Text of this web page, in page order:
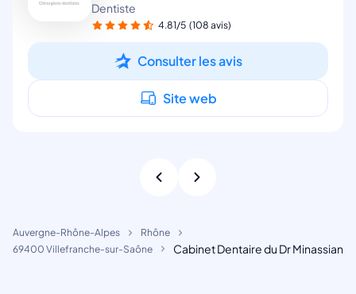
Dentiste
4.81/5 (108 avis)
Consulter les avis
Site web
Auvergne-Rhône-Alpes
Rhône
69400 Villefranche-sur-Saône
Cabinet Dentaire du Dr Minassian